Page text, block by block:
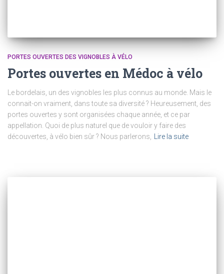
PORTES OUVERTES DES VIGNOBLES À VÉLO
Portes ouvertes en Médoc à vélo
Le bordelais, un des vignobles les plus connus au monde. Mais le
connait-on vraiment, dans toute sa diversité ? Heureusement, des
portes ouvertes y sont organisées chaque année, et ce par
appellation. Quoi de plus naturel que de vouloir y faire des
découvertes, à vélo bien sûr ? Nous parlerons,
Lire la suite